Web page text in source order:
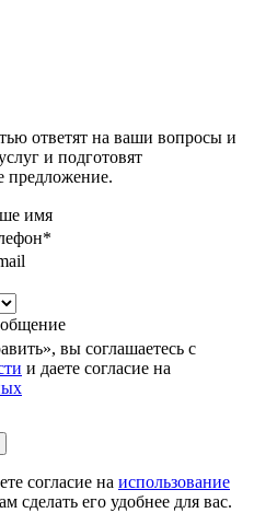
ответят на ваши вопросы и
и подготовят
предложение.
имя
*
вы соглашаетесь с
и даете согласие на
согласие на использование
сделать его удобнее для вас.